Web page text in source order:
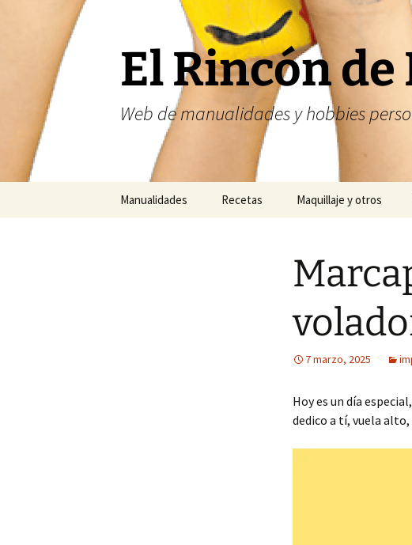
El Rincón de
Web de manualidades y hobbies
Manualidades Recetas Maquillaje y otros
7 marzo, 2025
Hoy es un día
dedico a tí, vuela